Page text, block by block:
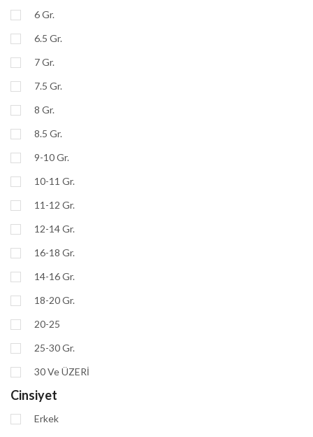
6 Gr.
6.5 Gr.
7 Gr.
7.5 Gr.
8 Gr.
8.5 Gr.
9-10 Gr.
10-11 Gr.
11-12 Gr.
12-14 Gr.
16-18 Gr.
14-16 Gr.
18-20 Gr.
20-25
25-30 Gr.
30 Ve ÜZERİ
Cinsiyet
Erkek